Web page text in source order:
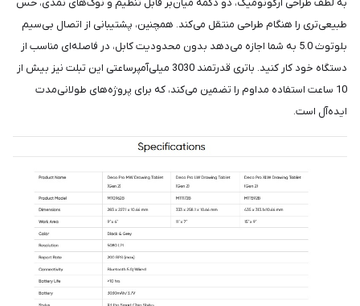
به لطف طراحی ارگونومیک، دو دکمه میان‌بر قابل تنظیم و نوک‌های نمدی، حس
طبیعی‌تری را هنگام طراحی منتقل می‌کند. همچنین، پشتیبانی از اتصال بی‌سیم
بلوتوث 5.0 به شما اجازه می‌دهد بدون محدودیت کابل، در فاصله‌ای مناسب از
دستگاه خود کار کنید. باتری قدرتمند 3030 میلی‌آمپرساعتی این تبلت نیز بیش از
10 ساعت استفاده مداوم را تضمین می‌کند، که برای پروژه‌های طولانی‌مدت
ایده‌آل است.